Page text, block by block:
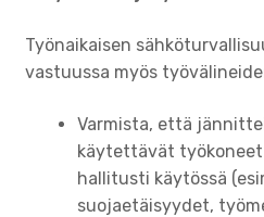
Työnaikaisen
vastuussa myös
Varmista, että
käytettävät
hallitusti käytössä
suojaetäisyydet,